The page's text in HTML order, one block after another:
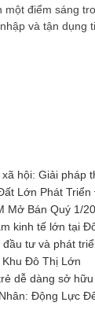
điểm sáng
và tận
hội: Giải pháp
Lớn Phát Triển
Mở Bán Quý 1/
kinh tế lớn tại
tư và phát
Đô Thị Lớn
dễ dàng sở
Động Lực